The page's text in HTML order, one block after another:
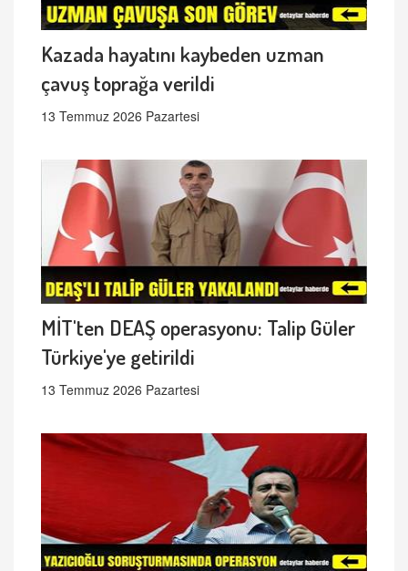
Kazada hayatını kaybeden uzman
çavuş toprağa verildi
13 Temmuz 2026 Pazartesi
MİT'ten DEAŞ operasyonu: Talip Güler
Türkiye'ye getirildi
13 Temmuz 2026 Pazartesi